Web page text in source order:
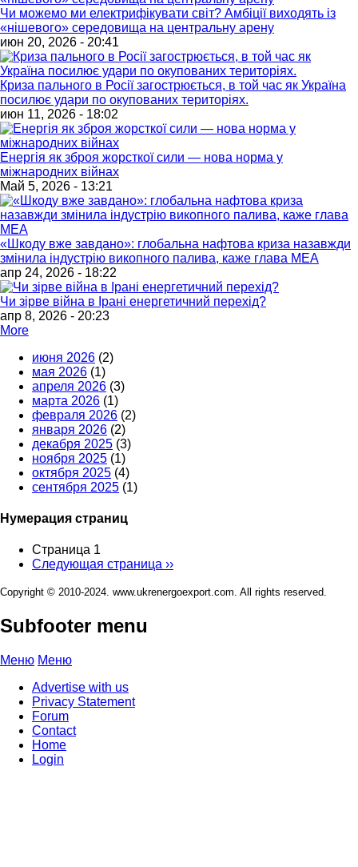
Чи можемо ми електрифікувати світ? Амбіції виходять із
«нішевого» середовища на центральну арену
июн 20, 2026 - 20:41
Криза пального в Росії загострюється, в той час як Україна
посилює удари по окупованих територіях.
июн 11, 2026 - 18:02
Енергія як зброя жорсткої сили — нова норма у
міжнародних війнах
Май 5, 2026 - 13:21
«Шкоду вже завдано»: глобальна нафтова криза назавжди
змінила індустрію викопного палива, каже глава МЕА
апр 24, 2026 - 18:22
Чи зірве війна в Ірані енергетичний перехід?
апр 8, 2026 - 20:23
More
июня 2026 (2)
мая 2026 (1)
апреля 2026 (3)
марта 2026 (1)
февраля 2026 (2)
января 2026 (2)
декабря 2025 (3)
ноября 2025 (1)
октября 2025 (4)
сентября 2025 (1)
Нумерация страниц
Страница 1
Следующая страница ››
Copyright © 2010-2024. www.ukrenergoexport.com. All rights reserved.
Subfooter menu
Меню Меню
Advertise with us
Privacy Statement
Forum
Contact
Home
Login